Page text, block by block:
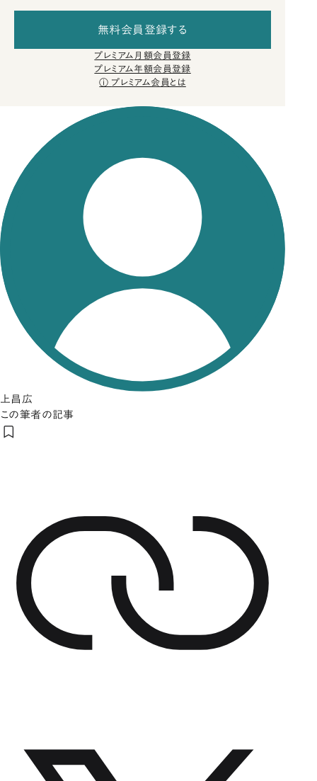
無料会員登録する
プレミアム月額会員登録
プレミアム年額会員登録
プレミアム会員とは
上昌広
この筆者の記事